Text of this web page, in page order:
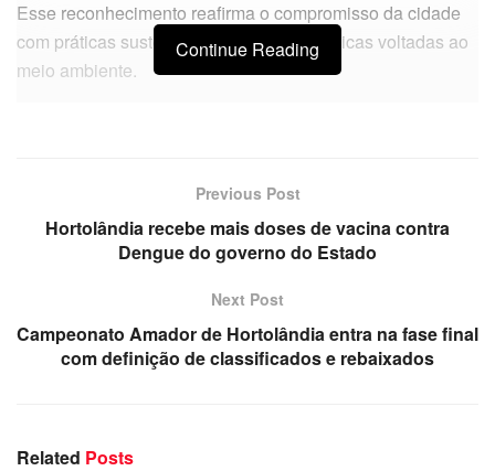
Esse reconhecimento reafirma o compromisso da cidade
com práticas sustentáveis e políticas públicas voltadas ao
meio ambiente.
Continue Reading
Previous Post
Hortolândia recebe mais doses de vacina contra
Dengue do governo do Estado
Next Post
Campeonato Amador de Hortolândia entra na fase final
com definição de classificados e rebaixados
Related Posts